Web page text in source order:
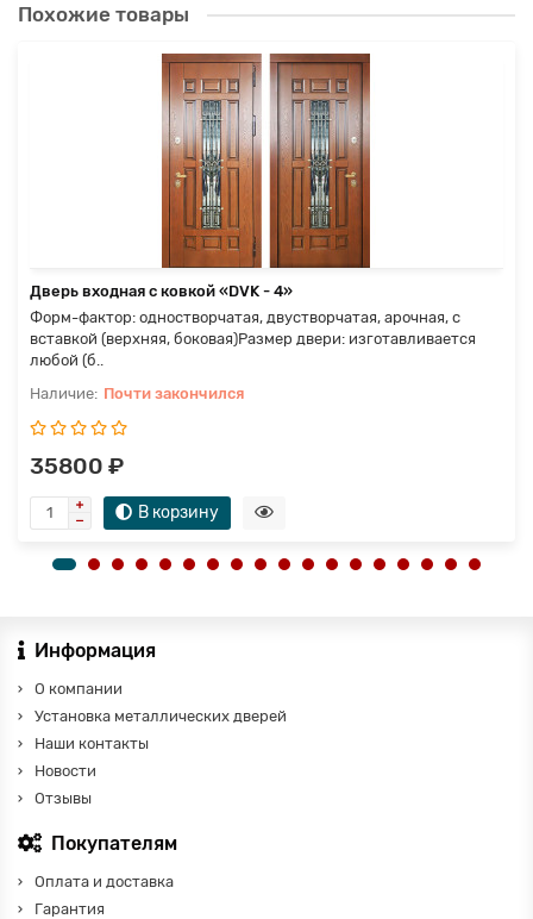
Похожие товары
Дверь входная с ковкой «DVK - 4»
Форм-фактор: одностворчатая, двустворчатая, арочная, с
вставкой (верхняя, боковая)Размер двери: изготавливается
любой (б..
Почти закончился
35800 ₽
В корзину
Информация
О компании
Установка металлических дверей
Наши контакты
Новости
Отзывы
Покупателям
Оплата и доставка
Гарантия